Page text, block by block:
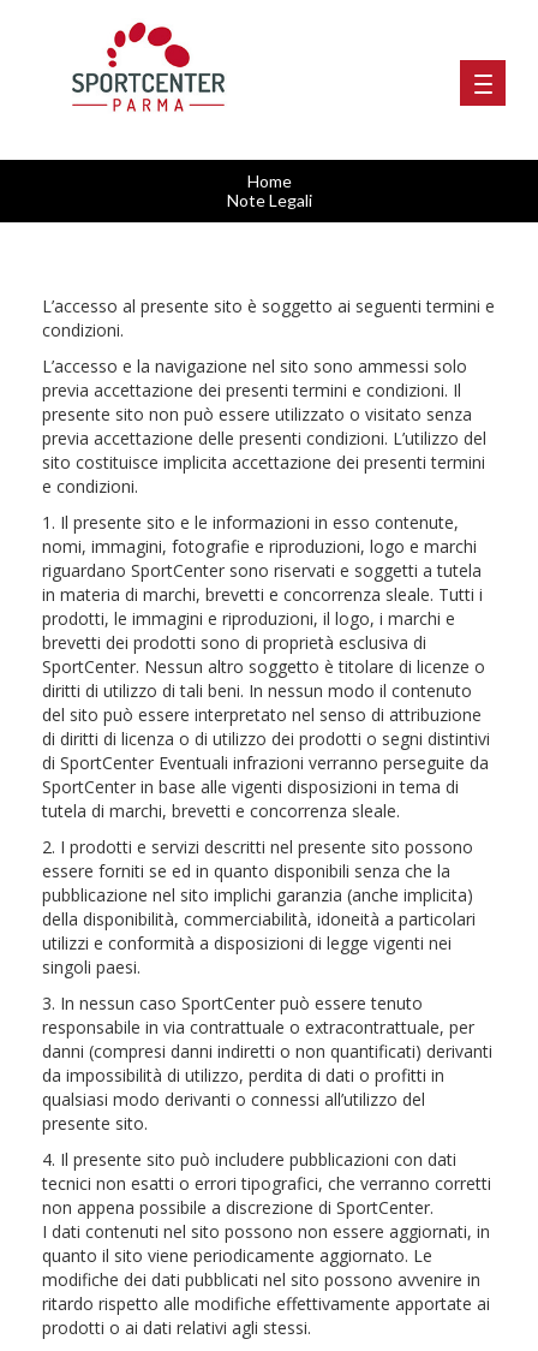
Home
Note Legali
L’accesso al presente sito è soggetto ai seguenti termini e
condizioni.
L’accesso e la navigazione nel sito sono ammessi solo
previa accettazione dei presenti termini e condizioni. Il
presente sito non può essere utilizzato o visitato senza
previa accettazione delle presenti condizioni. L’utilizzo del
sito costituisce implicita accettazione dei presenti termini
e condizioni.
1. Il presente sito e le informazioni in esso contenute,
nomi, immagini, fotografie e riproduzioni, logo e marchi
riguardano SportCenter sono riservati e soggetti a tutela
in materia di marchi, brevetti e concorrenza sleale. Tutti i
prodotti, le immagini e riproduzioni, il logo, i marchi e
brevetti dei prodotti sono di proprietà esclusiva di
SportCenter. Nessun altro soggetto è titolare di licenze o
diritti di utilizzo di tali beni. In nessun modo il contenuto
del sito può essere interpretato nel senso di attribuzione
di diritti di licenza o di utilizzo dei prodotti o segni distintivi
di SportCenter Eventuali infrazioni verranno perseguite da
SportCenter in base alle vigenti disposizioni in tema di
tutela di marchi, brevetti e concorrenza sleale.
2. I prodotti e servizi descritti nel presente sito possono
essere forniti se ed in quanto disponibili senza che la
pubblicazione nel sito implichi garanzia (anche implicita)
della disponibilità, commerciabilità, idoneità a particolari
utilizzi e conformità a disposizioni di legge vigenti nei
singoli paesi.
3. In nessun caso SportCenter può essere tenuto
responsabile in via contrattuale o extracontrattuale, per
danni (compresi danni indiretti o non quantificati) derivanti
da impossibilità di utilizzo, perdita di dati o profitti in
qualsiasi modo derivanti o connessi all’utilizzo del
presente sito.
4. Il presente sito può includere pubblicazioni con dati
tecnici non esatti o errori tipografici, che verranno corretti
non appena possibile a discrezione di SportCenter.
I dati contenuti nel sito possono non essere aggiornati, in
quanto il sito viene periodicamente aggiornato. Le
modifiche dei dati pubblicati nel sito possono avvenire in
ritardo rispetto alle modifiche effettivamente apportate ai
prodotti o ai dati relativi agli stessi.